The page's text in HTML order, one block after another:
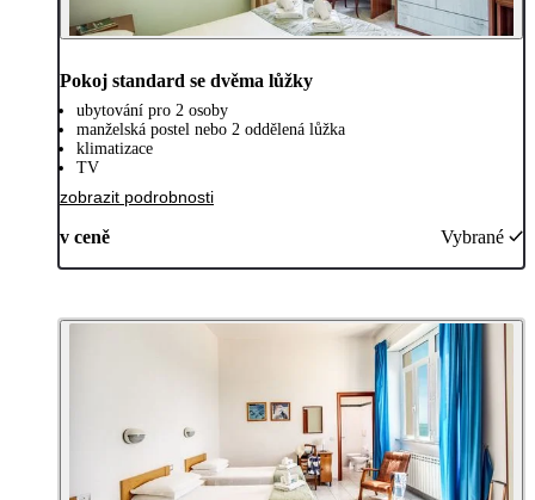
Pokoj standard se dvěma lůžky
ubytování pro 2 osoby
manželská postel nebo 2 oddělená lůžka
klimatizace
TV
zobrazit podrobnosti
v ceně Vybrané